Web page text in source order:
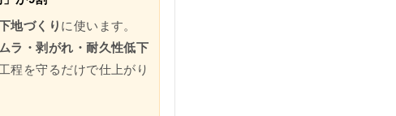
地づくり に使います。
ムラ・剥がれ・耐久性低下
程を守るだけで仕上がり